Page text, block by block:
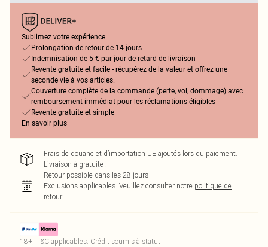
Sublimez votre expérience
Prolongation de retour de 14 jours
Indemnisation de 5 € par jour de retard de livraison
Revente gratuite et facile - récupérez de la valeur et offrez une
seconde vie à vos articles.
Couverture complète de la commande (perte, vol, dommage) avec
remboursement immédiat pour les réclamations éligibles
Revente gratuite et simple
En savoir plus
Frais de douane et d’importation UE ajoutés lors du paiement.
Livraison à gratuite !
Retour possible dans les 28 jours
Exclusions applicables. Veuillez consulter notre politique de
retour
18+, T&C applicables. Crédit soumis à statut